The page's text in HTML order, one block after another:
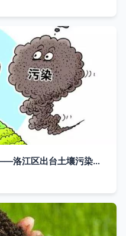
守护沃土良田，筑基智造新城——洛江区出台土壤污染防治工作方案，为生态新城区建设提供坚实保障